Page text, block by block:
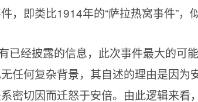
，即类比1914年的“萨拉热窝事件”，
已经披露的信息，此次事件最大的可
任何复杂背景，其自述的理由是因为
密切因而迁怒于安倍。由此逻辑来看